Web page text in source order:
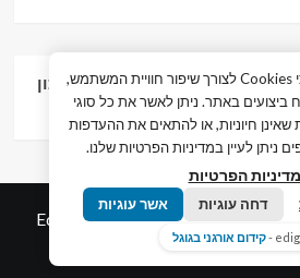
– הדרך לצמיחה כלכלית וניהול נכון
המאה ה-21 |
Edigital.co.ilby
אלימלך דיגיטל.
אנו משתמשים בקובצי Cookies לצורך שיפור חוויית המשתמש,
ביצועים באתר. ניתן לאשר את כל סוגי
שאינן חיוניות, או להתאים את ההעדפות
ניתן לעיין במדיניות הפרטיות שלנו.
מדיניות הפרטיות
דחה עוגיות אשר עוגיות
קידום אורגני בגוגל